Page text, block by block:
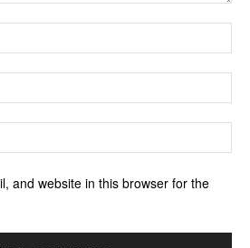
and website in this browser for the